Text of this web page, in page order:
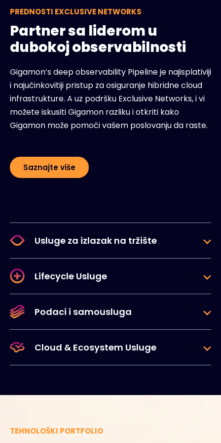
PREDNOSTI EXCLUSIVE NETWORKS
Partner sa liderom u
dubokoj observabilnosti
Gigamon’s deep observability Pipeline je najisplativiji
i najučinkovitiji pristup za osiguranje hibridne cloud
infrastrukture. A uz podršku Exclusive Networks, i vi
možete iskusiti Gigamon razliku i otkriti kako
Gigamon može pomoći vašem poslovanju da raste.
Saznajte više
Usluge za izlazak na tržište
Lifecycle Usluge
Podaci i samousluga
Cloud & Ecosystem Usluge
TEHNOLOŠKI PORTFOLIO